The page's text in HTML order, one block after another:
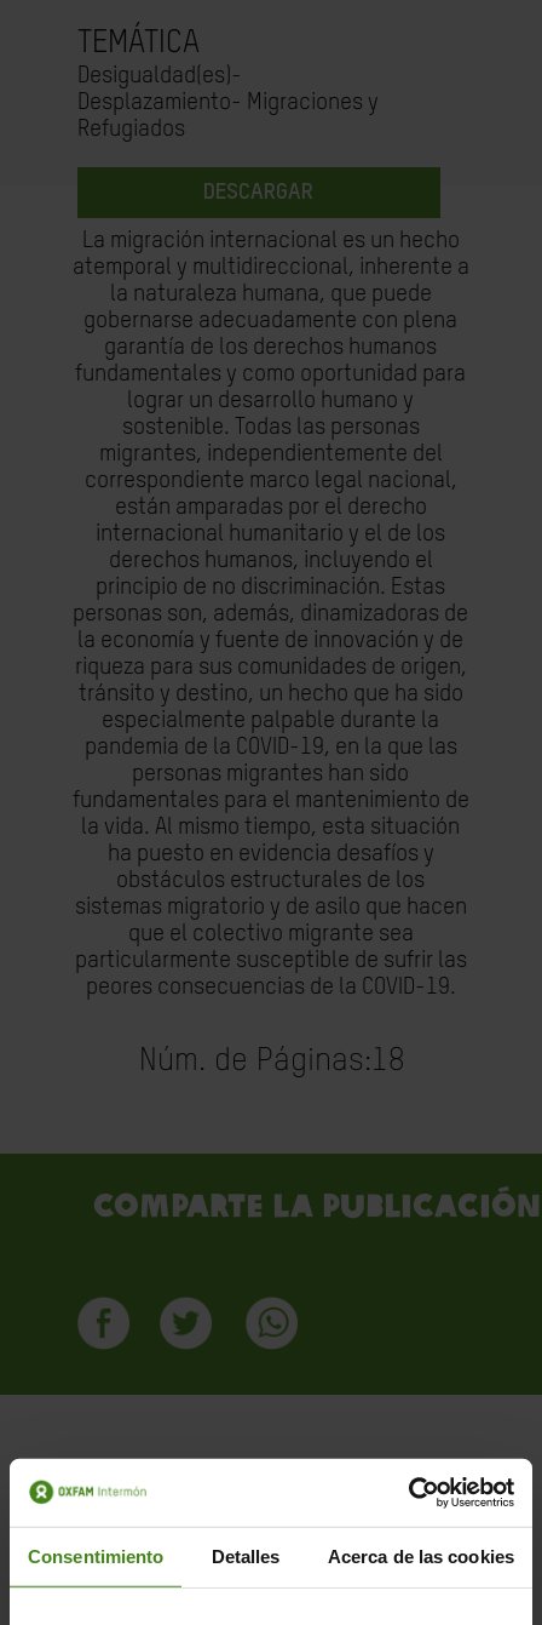
Consentimiento Detalles Acerca de las cookies
TEMÁTICA
Desigualdad(es)-
Desplazamiento- Migraciones y
Refugiados
DESCARGAR
La migración internacional es un hecho
atemporal y multidireccional, inherente a
la naturaleza humana, que puede
gobernarse adecuadamente con plena
garantía de los derechos humanos
fundamentales y como oportunidad para
lograr un desarrollo humano y
sostenible. Todas las personas
migrantes, independientemente del
correspondiente marco legal nacional,
están amparadas por el derecho
internacional humanitario y el de los
derechos humanos, incluyendo el
principio de no discriminación. Estas
personas son, además, dinamizadoras de
la economía y fuente de innovación y de
riqueza para sus comunidades de origen,
tránsito y destino, un hecho que ha sido
especialmente palpable durante la
pandemia de la COVID-19, en la que las
personas migrantes han sido
fundamentales para el mantenimiento de
la vida. Al mismo tiempo, esta situación
ha puesto en evidencia desafíos y
obstáculos estructurales de los
sistemas migratorio y de asilo que hacen
que el colectivo migrante sea
particularmente susceptible de sufrir las
peores consecuencias de la COVID-19.
Núm. de Páginas:18
Comparte la publicación
PUBLICACIONES RELACIONADAS